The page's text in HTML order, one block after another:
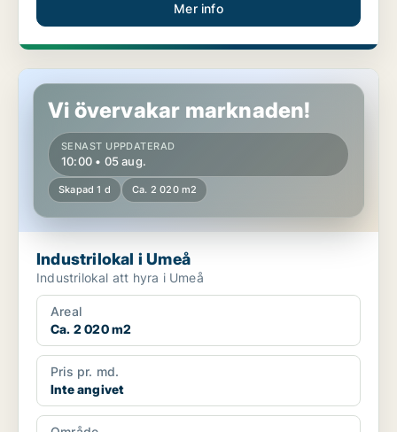
Mer info
Industrilokal i Umeå
Vi övervakar marknaden!
SENAST UPPDATERAD
10:00 • 05 aug.
Skapad 1 d Ca. 2 020 m2
Industrilokal i Umeå
Industrilokal att hyra i Umeå
Areal
Ca. 2 020 m2
Pris pr. md.
Inte angivet